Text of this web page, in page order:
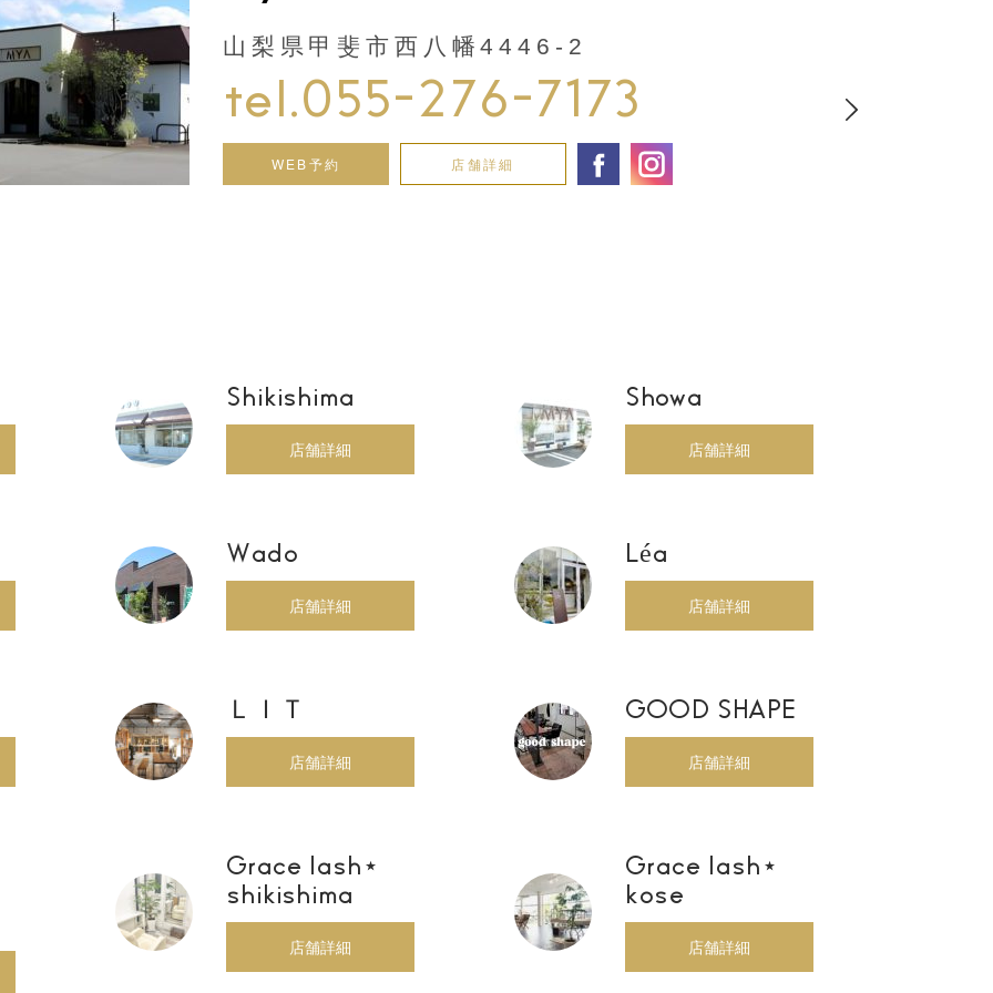
山梨県甲斐市西八幡4446-2
tel.055-276-7173
WEB予約 店舗詳細
Shikishima
店舗詳細
Showa
店舗詳細
Wado
店舗詳細
Léa
店舗詳細
ＬＩＴ
店舗詳細
GOOD SHAPE
店舗詳細
Grace lash⋆
shikishima
店舗詳細
Grace lash⋆
kose
店舗詳細